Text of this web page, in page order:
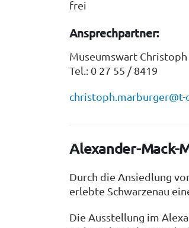
frei
Ansprechpartner:
Museumswart
Tel.: 0 27 55 / 8419
christoph.marburger@t-
Alexander-Mack-
Durch die Ansiedlung
erlebte Schwarzenau
Die Ausstellung im